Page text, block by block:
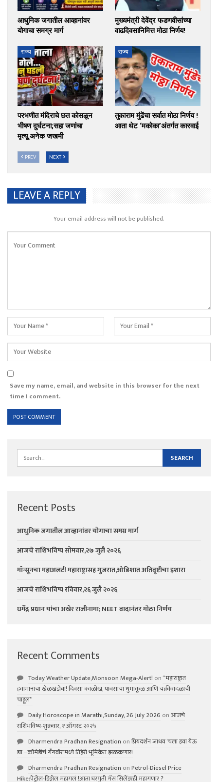
आधुनिक जगातील आव्हानांवर
योगाचा समग्र मार्ग
मुख्यमंत्री देवेंद्र फडणवीसांच्या
वाढदिवसानिमित्त मोठा निर्णय!
राज्य
परभणीत मंदिराचे छत कोसळून
भीषण दुर्घटना;सहा जणांचा
मृत्यू,अनेक जखमी
राज्य
तुकाराम मुंढेंचा सर्वात मोठा निर्णय !
आता थेट ‘मकोका’अंतर्गत कारवाई
PREV NEXT
LEAVE A REPLY
Your email address will not be published.
Save my name, email, and website in this browser for the next
time I comment.
Recent Posts
आधुनिक जगातील आव्हानांवर योगाचा समग्र मार्ग
आजचे राशिभविष्य सोमवार,२७ जुलै २०२६
मॉन्सूनचा महाअलर्ट! महाराष्ट्रासह गुजरात,ओडिशात अतिवृष्टीचा इशारा
आजचे राशिभविष्य रविवार,२६ जुलै २०२६
धर्मेंद्र प्रधान यांचा अखेर राजीनामा; NEET वादानंतर मोठा निर्णय
Recent Comments
Today Weather Update,Monsoon Mega-Alert! on“महाराष्ट्रात
हवामानाचा खेळखंडोबा! दिवसा काळोख, पावसाचा धुमाकूळ आणि चक्रीवादळाची
चाहूल”
Daily Horoscope in Marathi,Sunday, 26 July 2026 onआजचे
राशिभविष्य-शुक्रवार, १ ऑगस्ट २०२५
Dharmendra Pradhan Resignation onप्रियदर्शन जाधव ‘चला हवा येऊ
द्या –कॉमेडीचं गॅंगवॉर’मध्ये तिहेरी भूमिकेत झळकणार!
Dharmendra Pradhan Resignation onPetrol-Diesel Price
Hike:पेट्रोल-डिझेल महागलं !आता घरगुती गॅस सिलेंडरही महागणार ?